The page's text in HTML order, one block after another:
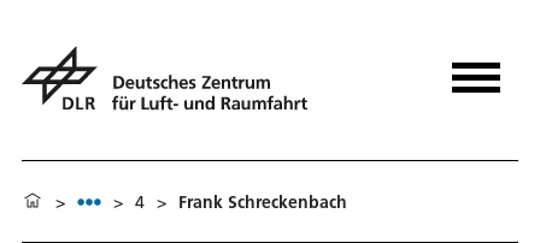
> > 4 > Frank Schreckenbach